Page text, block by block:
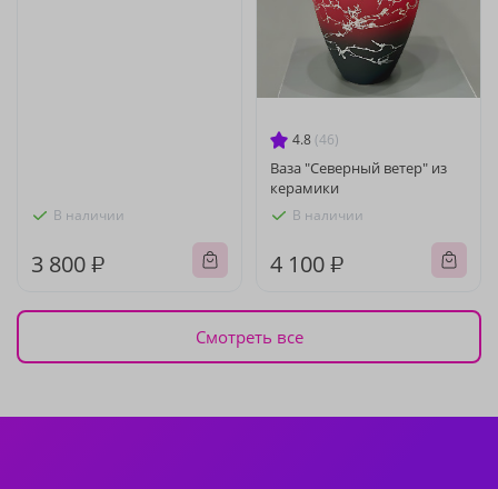
В наличии
3 800 ₽
4.8 (46)
Ваза "Северный ветер" из
керамики
В наличии
4 100 ₽
Смотреть все